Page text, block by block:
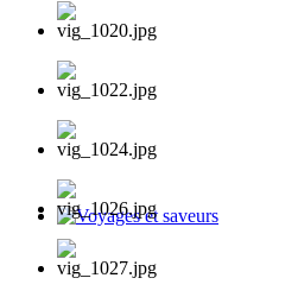
Voyages et saveurs